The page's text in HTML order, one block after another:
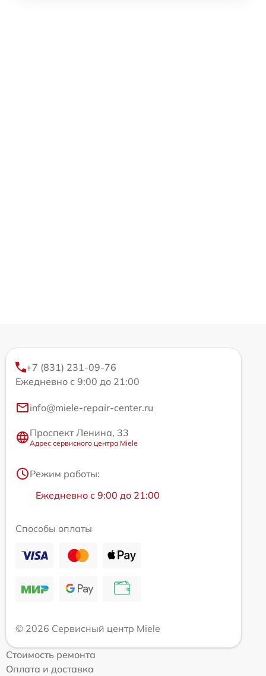
+7 (831) 231-09-76
Ежедневно с 9:00 до 21:00
info@miele-repair-center.ru
Проспект Ленина, 33
Адрес сервисного центра Miele
Режим работы:
Ежедневно с 9:00 до 21:00
Способы оплаты
© 2026 Сервисный центр Miele
Стоимость ремонта
Оплата и доставка